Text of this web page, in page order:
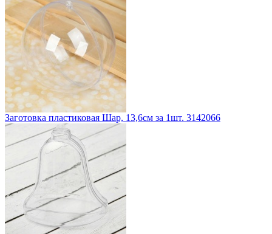
Заготовка пластиковая Шар, 13,6см за 1шт. 3142066